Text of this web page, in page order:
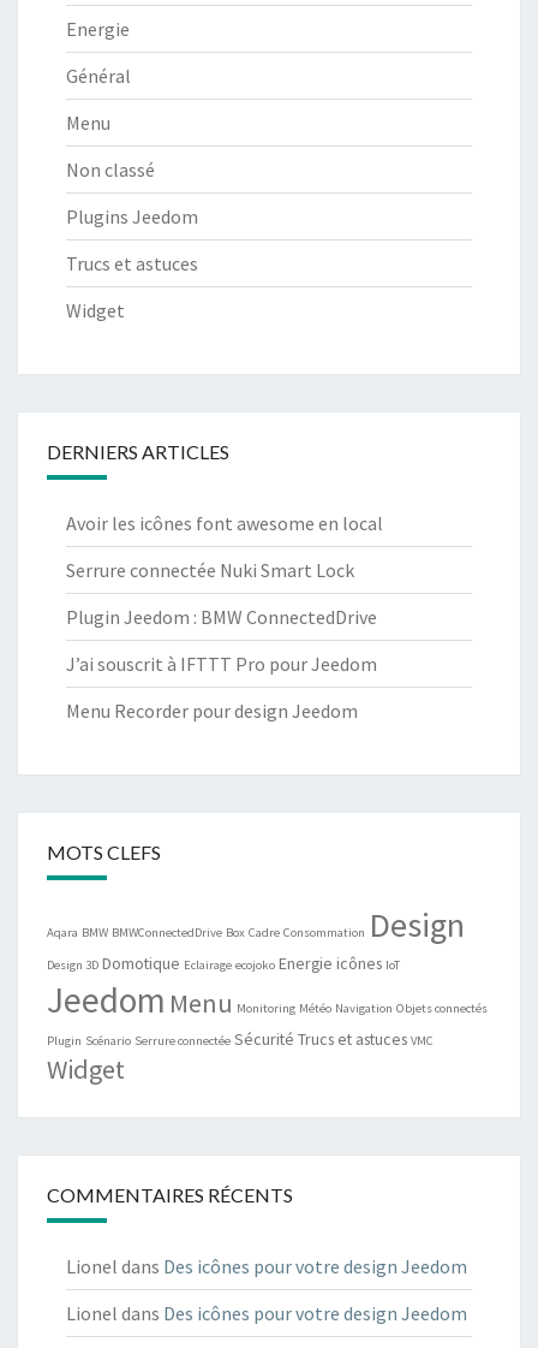
Energie
Général
Menu
Non classé
Plugins Jeedom
Trucs et astuces
Widget
DERNIERS ARTICLES
Avoir les icônes font awesome en local
Serrure connectée Nuki Smart Lock
Plugin Jeedom : BMW ConnectedDrive
J’ai souscrit à IFTTT Pro pour Jeedom
Menu Recorder pour design Jeedom
MOTS CLEFS
Aqara BMW BMWConnectedDrive Box Cadre Consommation Design
Design 3D Domotique Eclairage ecojoko Energie icônes IoT
Jeedom Menu Monitoring Météo Navigation Objets connectés
Plugin Scénario Serrure connectée Sécurité Trucs et astuces VMC
Widget
COMMENTAIRES RÉCENTS
Lionel dans Des icônes pour votre design Jeedom
Lionel dans Des icônes pour votre design Jeedom